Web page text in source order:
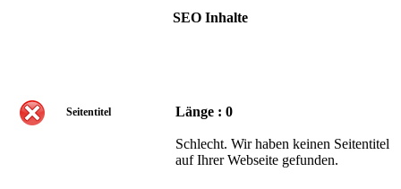
SEO Inhalte
Seitentitel Länge : 0
Schlecht. Wir haben keinen Seitentitel
auf Ihrer Webseite gefunden.